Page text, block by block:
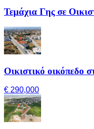
Τεμάχια Γης σε
Οικιστικό οικόπεδο
€ 290,000